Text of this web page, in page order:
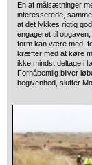
En af målsætninger
interesserede,
at det lykkes rigtig
engageret til
form kan være med,
kræfter med at køre
ikke mindst deltage i
Forhåbentlig bliver
begivenhed, slutter